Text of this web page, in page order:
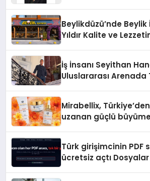
Beylikdüzü’nde
Yıldır Kalite ve
İş İnsanı Seyithan
Uluslararası Arenada
Mirabellix,
uzanan güçlü
Türk girişimcinin PDF
ücretsiz açtı